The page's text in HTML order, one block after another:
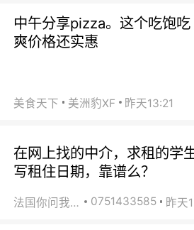
中午分享pizza。这个吃饱吃
爽价格还实惠
美食天下 美洲豹XF 昨天13:21
在网上找的中介，求租的学
写租住日期，靠谱么？
法国你问我答 0751433585 昨天